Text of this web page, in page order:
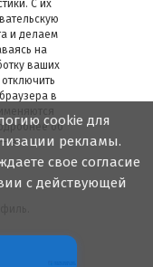
С их
и делаем
на
ваших
в
об
в
cookie для
рекламы.
свое согласие
с действующей